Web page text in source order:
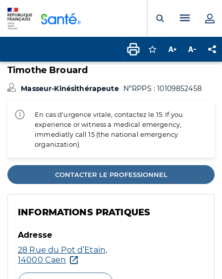
Ouvrir laMenu
Connectez-vous
Augmenter la
Timothe Brouard
Masseur-Kinésithérapeute N°RPPS : 10109852458
En cas d'urgence vitale, contactez le 15. If you
experience or witness a medical emergency,
immediatly call 15 (the national emergency
organization).
CONTACTER LE PROFESSIONNEL
INFORMATIONS PRATIQUES
Adresse
28 Rue du Pot d’Etain,
14000 Caen